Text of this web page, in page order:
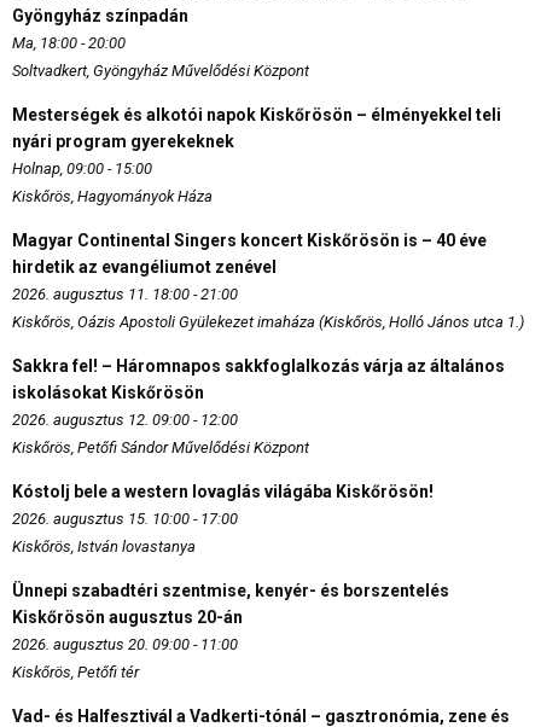
Gyöngyház színpadán
Ma, 18:00 - 20:00
Soltvadkert, Gyöngyház Művelődési Központ
Mesterségek és alkotói napok Kiskőrösön – élményekkel teli
nyári program gyerekeknek
Holnap, 09:00 - 15:00
Kiskőrös, Hagyományok Háza
Magyar Continental Singers koncert Kiskőrösön is – 40 éve
hirdetik az evangéliumot zenével
2026. augusztus 11. 18:00 - 21:00
Kiskőrös, Oázis Apostoli Gyülekezet imaháza (Kiskőrös, Holló János utca 1.)
Sakkra fel! – Háromnapos sakkfoglalkozás várja az általános
iskolásokat Kiskőrösön
2026. augusztus 12. 09:00 - 12:00
Kiskőrös, Petőfi Sándor Művelődési Központ
Kóstolj bele a western lovaglás világába Kiskőrösön!
2026. augusztus 15. 10:00 - 17:00
Kiskőrös, István lovastanya
Ünnepi szabadtéri szentmise, kenyér- és borszentelés
Kiskőrösön augusztus 20-án
2026. augusztus 20. 09:00 - 11:00
Kiskőrös, Petőfi tér
Vad- és Halfesztivál a Vadkerti-tónál – gasztronómia, zene és